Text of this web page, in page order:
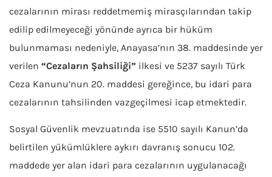
cezalarının mirası reddetmemiş mirasçılarından takip
edilip edilmeyeceği yönünde ayrıca bir hüküm
bulunmaması nedeniyle, Anayasa’nın 38. maddesinde yer
verilen “Cezaların Şahsiliği” ilkesi ve 5237 sayılı Türk
Ceza Kanunu’nun 20. maddesi gereğince, bu idari para
cezalarının tahsilinden vazgeçilmesi icap etmektedir.
Sosyal Güvenlik mevzuatında ise 5510 sayılı Kanun’da
belirtilen yükümlüklere aykırı davranış sonucu 102.
maddede yer alan idari para cezalarının uygulanacağı